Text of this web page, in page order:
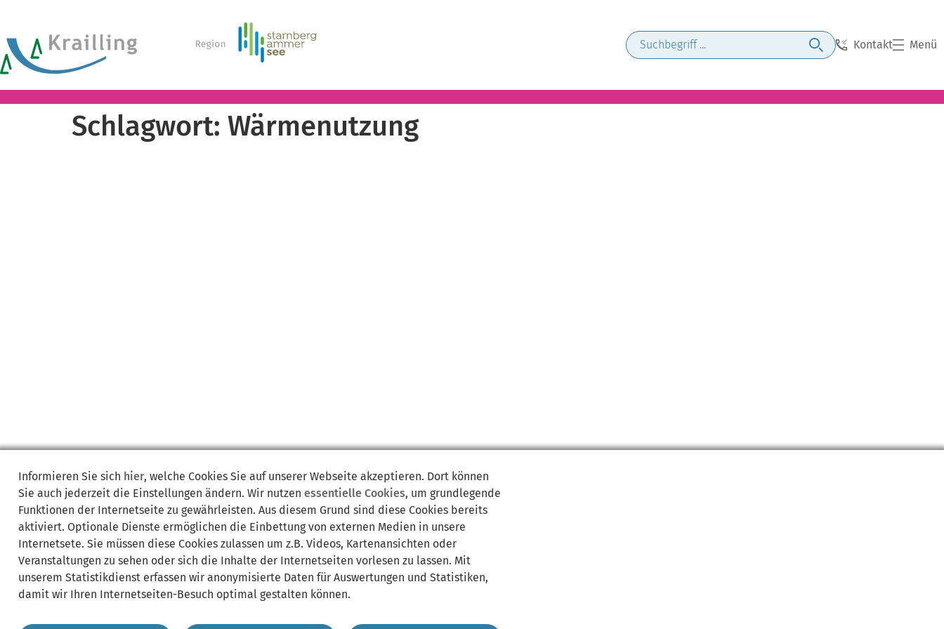
Kontakt Menü
Schlagwort: Wärmenutzung
Informieren Sie sich hier, welche Cookies Sie auf unserer Webseite akzeptieren. Dort können
Sie auch jederzeit die Einstellungen ändern. Wir nutzen essentielle Cookies, um grundlegende
Funktionen der Internetseite zu gewährleisten. Aus diesem Grund sind diese Cookies bereits
aktiviert. Optionale Dienste ermöglichen die Einbettung von externen Medien in unsere
Internetsete. Sie müssen diese Cookies zulassen um z.B. Videos, Kartenansichten oder
Veranstaltungen zu sehen oder sich die Inhalte der Internetseiten vorlesen zu lassen. Mit
unserem Statistikdienst erfassen wir anonymisierte Daten für Auswertungen und Statistiken,
damit wir Ihren Internetseiten-Besuch optimal gestalten können.